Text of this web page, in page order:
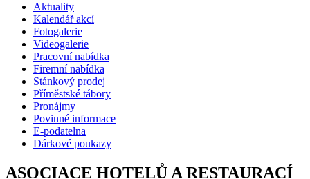
Aktuality
Kalendář akcí
Fotogalerie
Videogalerie
Pracovní nabídka
Firemní nabídka
Stánkový prodej
Příměstské tábory
Pronájmy
Povinné informace
E-podatelna
Dárkové poukazy
ASOCIACE HOTELŮ A RESTAURACÍ